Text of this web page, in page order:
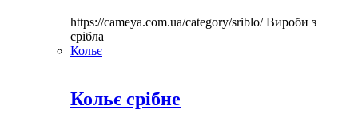
https://cameya.com.ua/category/sriblo/Вироби з
срібла
Кольє
Кольє срібне